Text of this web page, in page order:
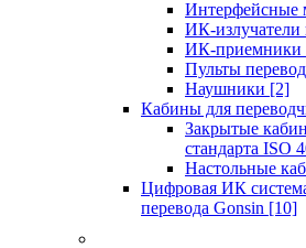
Интерфейсные
ИК-излучатели
ИК-приемники
Пульты
Наушники [2]
Кабины для
Закрытые
стандарта ISO
Настольные
Цифровая ИК
перевода Gonsin [10]